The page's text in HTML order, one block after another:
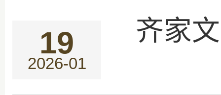
19
2026-01
齐家